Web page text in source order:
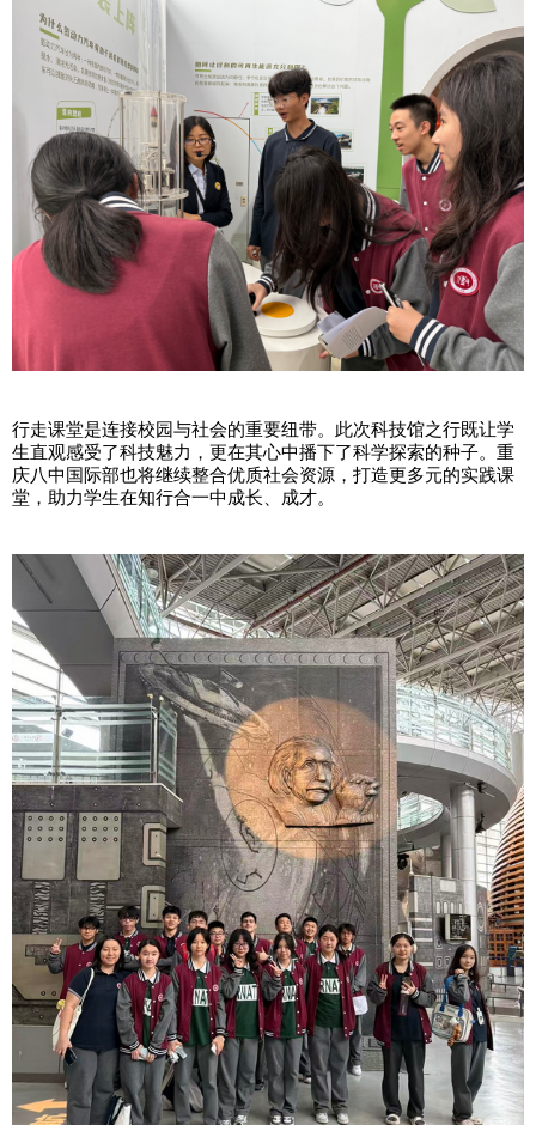
行走课堂是连接校园与社会的重要纽带。此次科技馆之行既让学
生直观感受了科技魅力，更在其心中播下了科学探索的种子。重
庆八中国际部也将继续整合优质社会资源，打造更多元的实践课
堂，助力学生在知行合一中成长、成才。